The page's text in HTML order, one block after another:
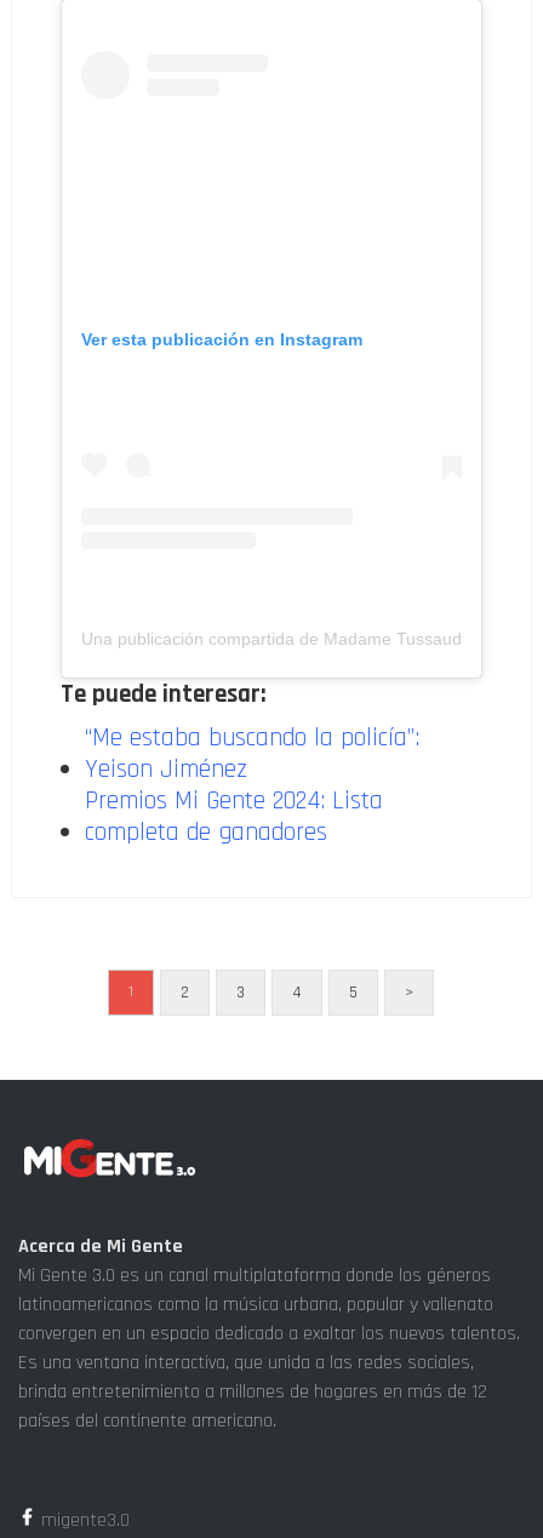
Ver esta publicación en Instagram
Una publicación compartida de Madame Tussauds Wax
Te puede interesar:
“Me estaba buscando la policía”:
Yeison Jiménez
Premios Mi Gente 2024: Lista
completa de ganadores
1 2 3 4 5 >
Acerca de Mi Gente
Mi Gente 3.0 es un canal multiplataforma donde los géneros
latinoamericanos como la música urbana, popular y vallenato
convergen en un espacio dedicado a exaltar los nuevos talentos.
Es una ventana interactiva, que unida a las redes sociales,
brinda entretenimiento a millones de hogares en más de 12
países del continente americano.
migente3.0